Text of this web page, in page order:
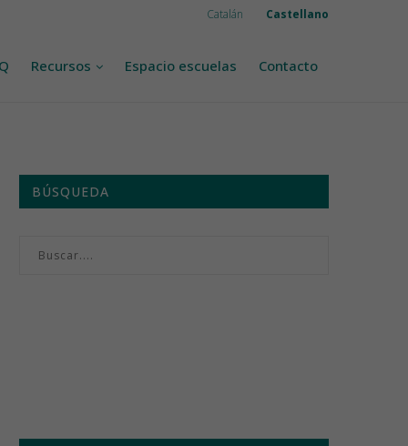
Catalán Castellano
Recursos Espacio escuelas Contacto
BÚSQUEDA